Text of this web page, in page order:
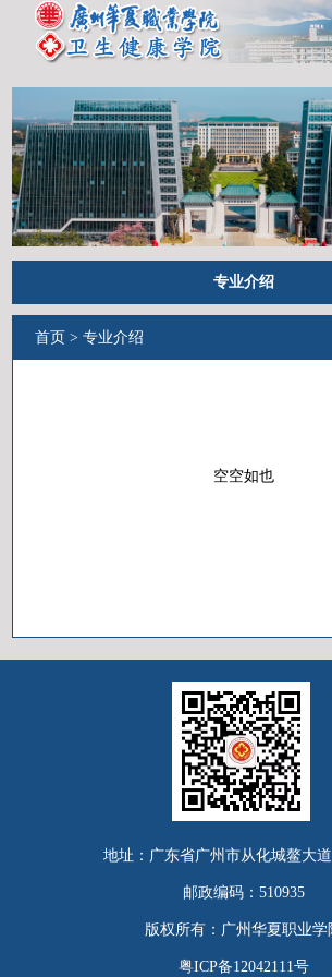
专业介绍
首页 > 专业介绍
空空如也
地址：广东省广州市从化城鳌大
邮政编码：510935
版权所有：广州华夏职业学
粤ICP备12042111号